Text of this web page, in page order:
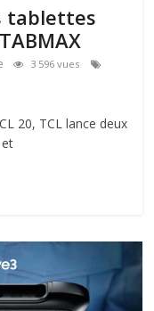
tablettes
3 596 vues
20, TCL lance deux